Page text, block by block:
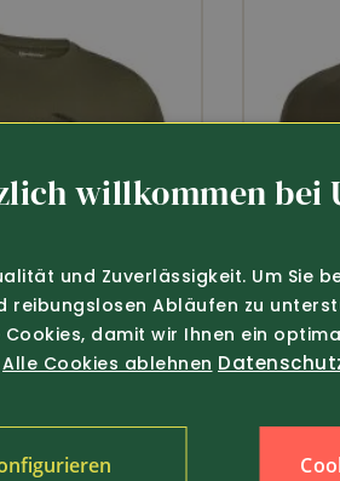
willkommen bei
und Zuverlässigkeit. Um Sie
reibungslosen Abläufen zu
damit wir Ihnen ein
Alle Cookies ablehnen